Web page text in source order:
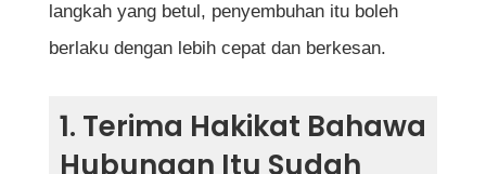
langkah yang betul, penyembuhan itu boleh
berlaku dengan lebih cepat dan berkesan.
1. Terima Hakikat Bahawa
Hubungan Itu Sudah